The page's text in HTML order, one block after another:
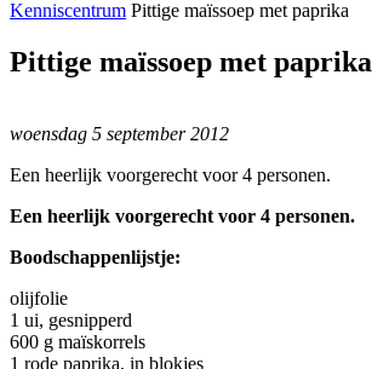
Kenniscentrum Pittige maïssoep met paprika
Pittige maïssoep met paprika
woensdag 5 september 2012
Een heerlijk voorgerecht voor 4 personen.
Een heerlijk voorgerecht voor 4 personen.
Boodschappenlijstje:
olijfolie
1 ui, gesnipperd
600 g maïskorrels
1 rode paprika, in blokjes